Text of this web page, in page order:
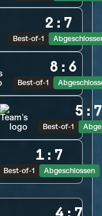
2 : 7
Best-of-1
8 : 6
Best-of-1
5 :
Best-of-1
1 : 7
Best-of-1 Abgeschlossen